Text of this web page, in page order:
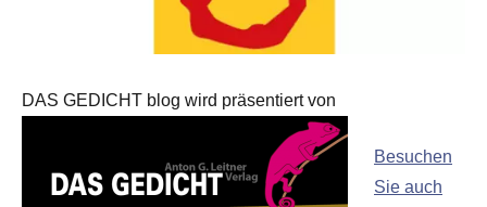
DAS GEDICHT blog wird präsentiert von
Besuchen
Sie auch